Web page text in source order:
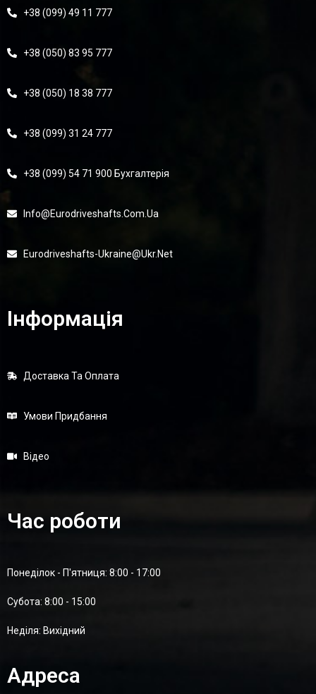
+38 (099) 49 11 777
+38 (050) 83 95 777
+38 (050) 18 38 777
+38 (099) 31 24 777
+38 (099) 54 71 900 Бухгалтерія
Info@eurodriveshafts.com.ua
Eurodriveshafts-Ukraine@ukr.net
Інформація
Доставка Та Оплата
Умови Придбання
Відео
Час роботи
Понеділок - П'ятниця: 8:00 - 17:00
Суботa: 8:00 - 15:00
Неділя: Вихідний
Адреса